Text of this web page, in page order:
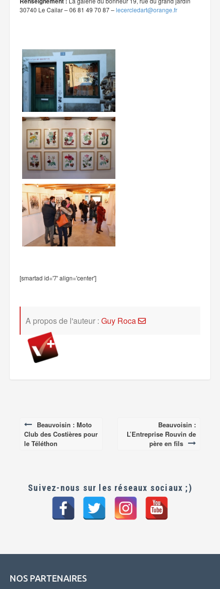
30740 Le Cailar – 06 81 49 70 87 –lecercledart@orange.fr
[smartad id='7' align='center']
A propos de l'auteur : Guy Roca
Post
navigation
Beauvoisin : Moto
Club des Costières pour
le Téléthon
Beauvoisin :
L’Entreprise Rouvin de
père en fils
Suivez-nous sur les réseaux sociaux ;)
NOS PARTENAIRES